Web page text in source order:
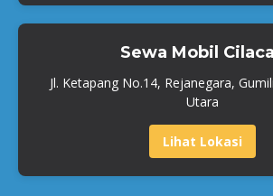
Sewa Mobil
Jl. Ketapang No.14, Rejanegara,
Utara
Lihat Lokasi